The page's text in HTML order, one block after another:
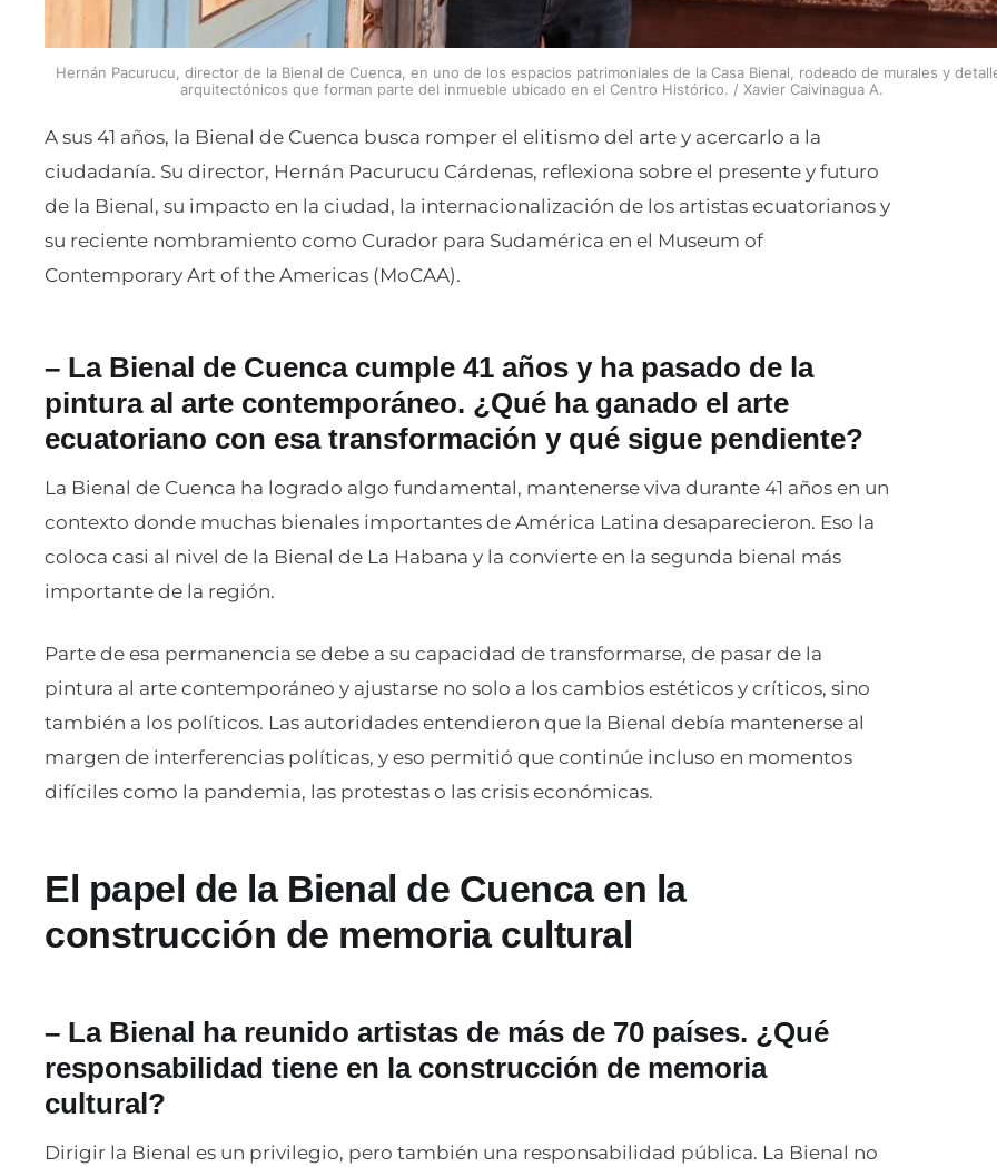
Hernán Pacurucu, director de la Bienal de Cuenca, en uno de los espacios patrimoniales de la Casa Bienal, rodeado de murales y
arquitectónicos que forman parte del inmueble ubicado en el Centro Histórico. / Xavier Caivinagua A.
A sus 41 años, la Bienal de Cuenca busca romper el elitismo del arte y acercarlo a la
ciudadanía. Su director, Hernán Pacurucu Cárdenas, reflexiona sobre el presente y futuro
de la Bienal, su impacto en la ciudad, la internacionalización de los artistas ecuatorianos y
su reciente nombramiento como Curador para Sudamérica en el Museum of
Contemporary Art of the Americas (MoCAA).
– La Bienal de Cuenca cumple 41 años y ha pasado de la
pintura al arte contemporáneo. ¿Qué ha ganado el arte
ecuatoriano con esa transformación y qué sigue pendiente?
La Bienal de Cuenca ha logrado algo fundamental, mantenerse viva durante 41 años en un
contexto donde muchas bienales importantes de América Latina desaparecieron. Eso la
coloca casi al nivel de la Bienal de La Habana y la convierte en la segunda bienal más
importante de la región.
Parte de esa permanencia se debe a su capacidad de transformarse, de pasar de la
pintura al arte contemporáneo y ajustarse no solo a los cambios estéticos y críticos, sino
también a los políticos. Las autoridades entendieron que la Bienal debía mantenerse al
margen de interferencias políticas, y eso permitió que continúe incluso en momentos
difíciles como la pandemia, las protestas o las crisis económicas.
El papel de la Bienal de Cuenca en la
construcción de memoria cultural
– La Bienal ha reunido artistas de más de 70 países. ¿Qué
responsabilidad tiene en la construcción de memoria
cultural?
Dirigir la Bienal es un privilegio, pero también una responsabilidad pública. La Bienal no